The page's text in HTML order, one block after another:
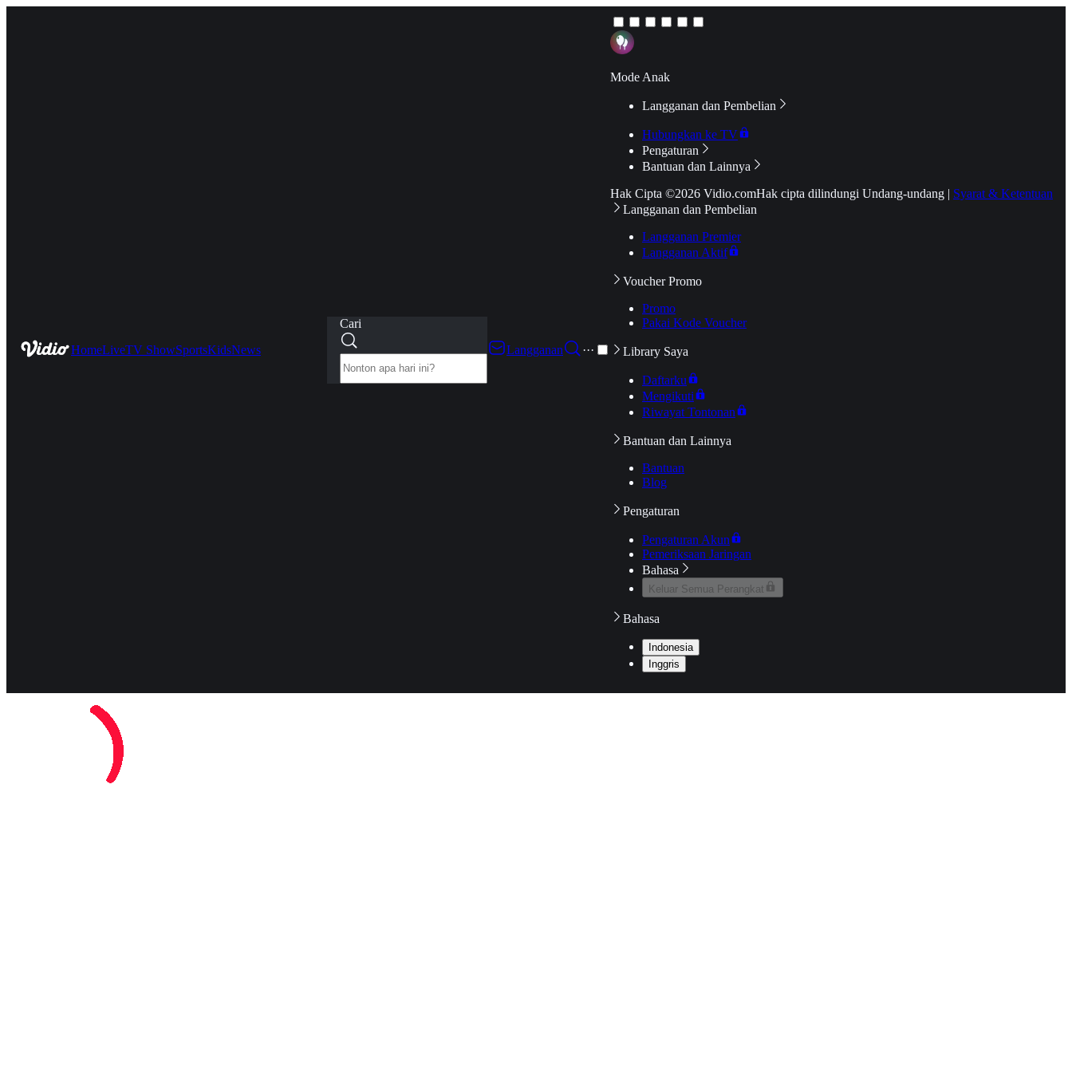
HomeLiveTV ShowSportsKidsNews
Cari
Langganan
···
Mode Anak
Langganan dan Pembelian
Hubungkan ke TV
Pengaturan
Bantuan dan Lainnya
Hak Cipta ©2026 Vidio.comHak cipta dilindungi Undang-undang | Syarat & Ketentuan
Langganan dan Pembelian
Langganan Premier
Langganan Aktif
Voucher Promo
Promo
Pakai Kode Voucher
Library Saya
Daftarku
Mengikuti
Riwayat Tontonan
Bantuan dan Lainnya
Bantuan
Blog
Pengaturan
Pengaturan Akun
Pemeriksaan Jaringan
Bahasa
Keluar Semua Perangkat
Bahasa
Indonesia
Inggris